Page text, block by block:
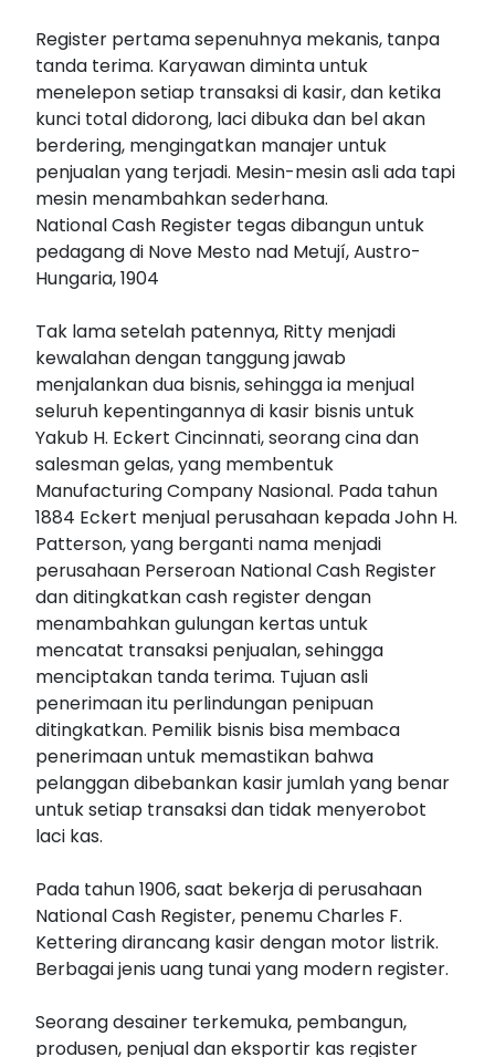
Register pertama sepenuhnya mekanis, tanpa
tanda terima. Karyawan diminta untuk
menelepon setiap transaksi di kasir, dan ketika
kunci total didorong, laci dibuka dan bel akan
berdering, mengingatkan manajer untuk
penjualan yang terjadi. Mesin-mesin asli ada tapi
mesin menambahkan sederhana.
National Cash Register tegas dibangun untuk
pedagang di Nove Mesto nad Metují, Austro-
Hungaria, 1904
Tak lama setelah patennya, Ritty menjadi
kewalahan dengan tanggung jawab
menjalankan dua bisnis, sehingga ia menjual
seluruh kepentingannya di kasir bisnis untuk
Yakub H. Eckert Cincinnati, seorang cina dan
salesman gelas, yang membentuk
Manufacturing Company Nasional. Pada tahun
1884 Eckert menjual perusahaan kepada John H.
Patterson, yang berganti nama menjadi
perusahaan Perseroan National Cash Register
dan ditingkatkan cash register dengan
menambahkan gulungan kertas untuk
mencatat transaksi penjualan, sehingga
menciptakan tanda terima. Tujuan asli
penerimaan itu perlindungan penipuan
ditingkatkan. Pemilik bisnis bisa membaca
penerimaan untuk memastikan bahwa
pelanggan dibebankan kasir jumlah yang benar
untuk setiap transaksi dan tidak menyerobot
laci kas.
Pada tahun 1906, saat bekerja di perusahaan
National Cash Register, penemu Charles F.
Kettering dirancang kasir dengan motor listrik.
Berbagai jenis uang tunai yang modern register.
Seorang desainer terkemuka, pembangun,
produsen, penjual dan eksportir kas register